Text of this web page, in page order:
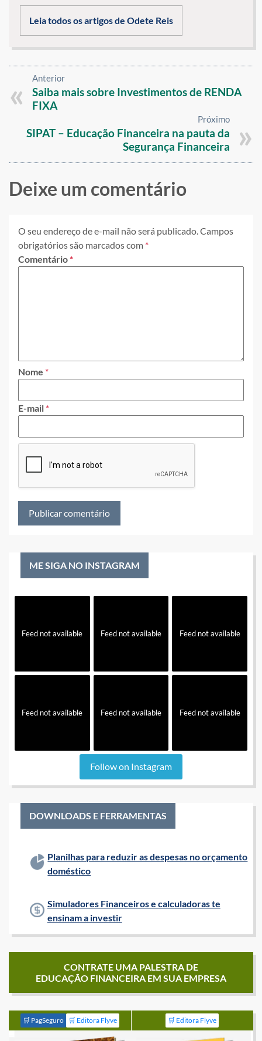
Leia todos os artigos de Odete Reis
Anterior
Saiba mais sobre Investimentos de RENDA
FIXA
Próximo
SIPAT – Educação Financeira na pauta da
Segurança Financeira
Deixe um comentário
O seu endereço de e-mail não será publicado.Campos
obrigatórios são marcados com *
Comentário*
Nome *
E-mail *
ME SIGA NO INSTAGRAM
Feed not available Feed not available Feed not available
Feed not available Feed not available Feed not available
Follow on Instagram
DOWNLOADS E FERRAMENTAS
Planilhas para reduzir as despesas no orçamento
doméstico
Simuladores Financeiros e calculadoras te
ensinam a investir
CONTRATE UMA PALESTRA DE
EDUCAÇÃO FINANCEIRA EM SUA EMPRESA
🛒 PagSeguro 🛒 Editora Flyve 🛒 Editora Flyve